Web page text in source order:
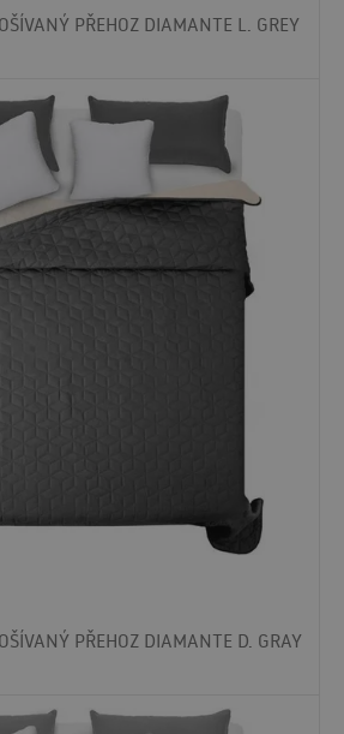
PŘEHOZ DIAMANTE L. GREY
PŘEHOZ DIAMANTE D. GRAY